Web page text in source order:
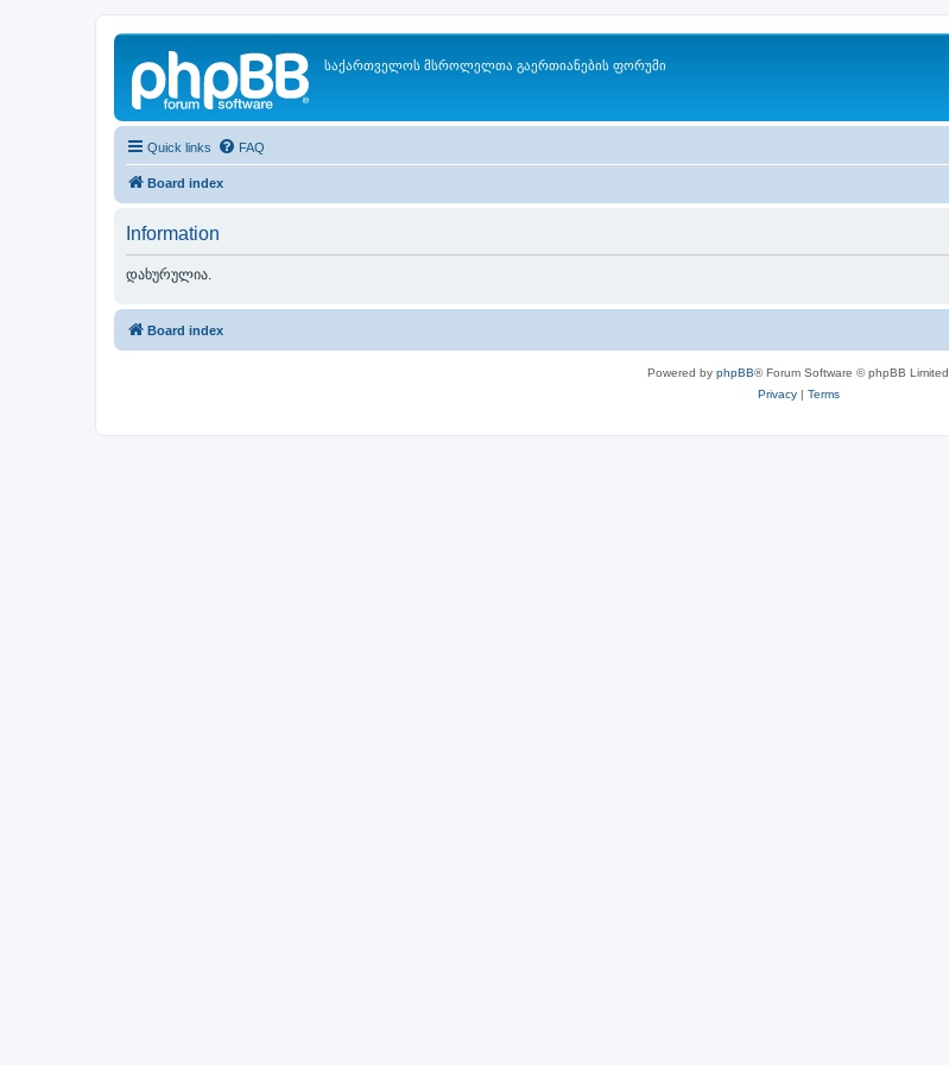
საქართველოს მსროლელთა გაერთიანების ფორუმი
Quick links FAQ
Board index
Information
დახურულია.
Board index
Powered by phpBB® Forum Software © phpBB Limited
Privacy| Terms